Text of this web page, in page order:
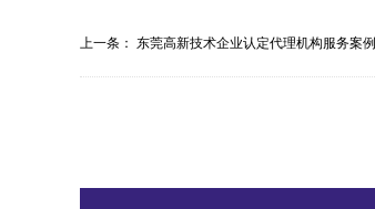
上一条： 东莞高新技术企业认定代理机构服务案例